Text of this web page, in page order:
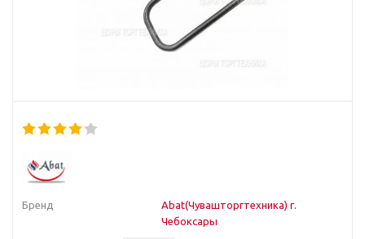
Бренд
Abat(Чувашторгтехника) г.
Чебоксары